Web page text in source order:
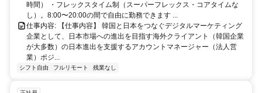
時間） ・フレックスタイム制（スーパーフレックス・コアタイムな
し）。8:00〜20:00の間で自由に勤務できます ...
仕事内容: 【仕事内容】 韓国と日本をつなぐデジタルマーケティング
企業として、日本市場への進出を目指す海外クライアント（韓国企業
が大多数）の日本進出を支援するアカウントマネージャー（法人営
業）ポジ...
シフト自由 フルリモート 残業なし